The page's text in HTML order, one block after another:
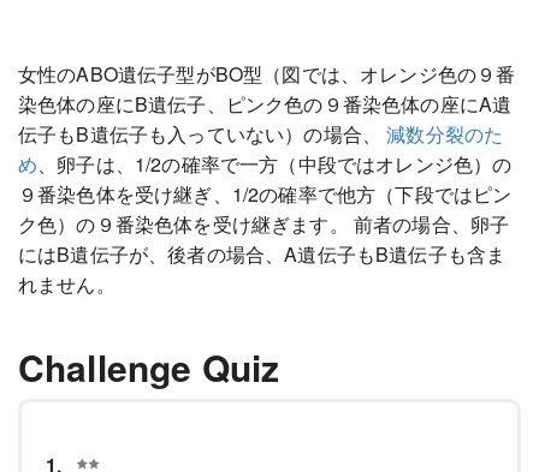
女性のABO遺伝子型がBO型（図では、オレンジ色の９番
染色体の座にB遺伝子、ピンク色の９番染色体の座にA遺
伝子もB遺伝子も入っていない）の場合、減数分裂のた
め、卵子は、1/2の確率で一方（中段ではオレンジ色）の
９番染色体を受け継ぎ、1/2の確率で他方（下段ではピン
ク色）の９番染色体を受け継ぎます。 前者の場合、卵子
にはB遺伝子が、後者の場合、A遺伝子もB遺伝子も含ま
れません。
Challenge Quiz
1.